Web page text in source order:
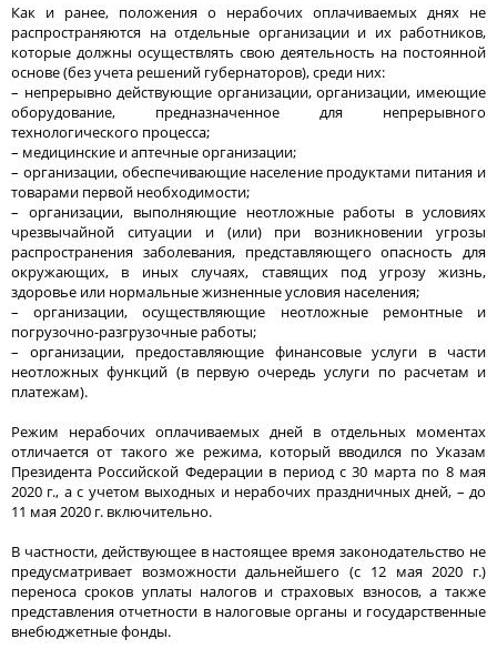
Как и ранее, положения о нерабочих оплачиваемых днях не
распространяются на отдельные организации и их работников,
которые должны осуществлять свою деятельность на постоянной
основе (без учета решений губернаторов), среди них:
– непрерывно действующие организации, организации, имеющие
оборудование, предназначенное для непрерывного
технологического процесса;
– медицинские и аптечные организации;
– организации, обеспечивающие население продуктами питания и
товарами первой необходимости;
– организации, выполняющие неотложные работы в условиях
чрезвычайной ситуации и (или) при возникновении угрозы
распространения заболевания, представляющего опасность для
окружающих, в иных случаях, ставящих под угрозу жизнь,
здоровье или нормальные жизненные условия населения;
– организации, осуществляющие неотложные ремонтные и
погрузочно-разгрузочные работы;
– организации, предоставляющие финансовые услуги в части
неотложных функций (в первую очередь услуги по расчетам и
платежам).
Режим нерабочих оплачиваемых дней в отдельных моментах
отличается от такого же режима, который вводился по Указам
Президента Российской Федерации в период с 30 марта по 8 мая
2020 г., а с учетом выходных и нерабочих праздничных дней, – до
11 мая 2020 г. включительно.
В частности, действующее в настоящее время законодательство не
предусматривает возможности дальнейшего (с 12 мая 2020 г.)
переноса сроков уплаты налогов и страховых взносов, а также
представления отчетности в налоговые органы и государственные
внебюджетные фонды.